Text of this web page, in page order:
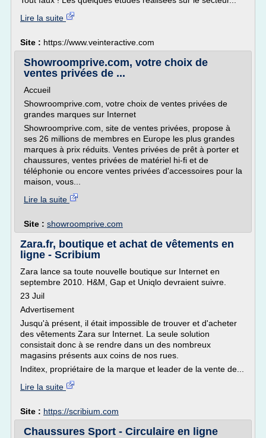
Lire la suite
Site : https://www.veinteractive.com
Showroomprive.com, votre choix de
ventes privées de ...
Accueil
Showroomprive.com, votre choix de ventes privées de
grandes marques sur Internet
Showroomprive.com, site de ventes privées, propose à
ses 26 millions de membres en Europe les plus grandes
marques à prix réduits. Ventes privées de prêt à porter et
chaussures, ventes privées de matériel hi-fi et de
téléphonie ou encore ventes privées d'accessoires pour la
maison, vous...
Lire la suite
Site : showroomprive.com
Zara.fr, boutique et achat de vêtements en
ligne - Scribium
Zara lance sa toute nouvelle boutique sur Internet en
septembre 2010. H&M, Gap et Uniqlo devraient suivre.
23 Juil
Advertisement
Jusqu'à présent, il était impossible de trouver et d'acheter
des vêtements Zara sur Internet. La seule solution
consistait donc à se rendre dans un des nombreux
magasins présents aux coins de nos rues.
Inditex, propriétaire de la marque et leader de la vente de...
Lire la suite
Site : https://scribium.com
Chaussures Sport - Circulaire en ligne